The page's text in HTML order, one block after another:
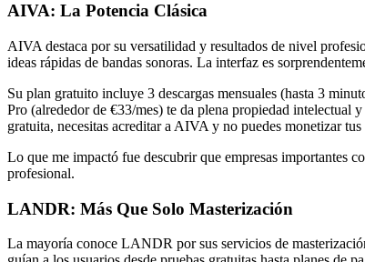
AIVA: La Potencia Clásica
AIVA destaca por su versatilidad y resultados de nivel
ideas rápidas de bandas sonoras. La interfaz es
Su plan gratuito incluye 3 descargas mensuales (hasta 3
Pro (alrededor de €33/mes) te da plena propiedad intelectual
gratuita, necesitas acreditar a AIVA y no puedes monetizar tus
Lo que me impactó fue descubrir que empresas importantes
profesional.
LANDR: Más Que Solo Masterización
La mayoría conoce LANDR por sus servicios de